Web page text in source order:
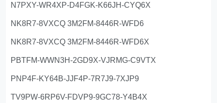
N7PXY-WR4XP-D4FGK-K66JH-CYQ6X
NK8R7-8VXCQ 3M2FM-8446R-WFD6
NK8R7-8VXCQ 3M2FM-8446R-WFD6X
PBTFM-WWN3H-2GD9X-VJRMG-C9VTX
PNP4F-KY64B-JJF4P-7R7J9-7XJP9
TV9PW-6RP6V-FDVP9-9GC78-Y4B4X